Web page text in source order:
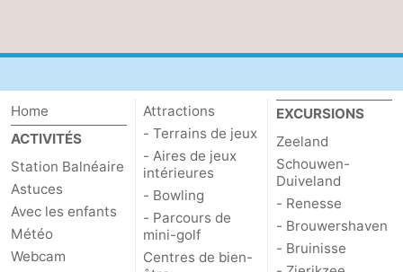
Oosterschelde
Burgh
-
Kop
van
-
Veere
-
Home
ACTIVITÉS
Station Balnéaire
Astuces
Avec les enfants
Météo
Webcam
Attractions
- Terrains de jeux
- Aires de jeux
intérieures
- Bowling
- Parcours de
mini-golf
Centres de bien-
EXCURSIONS
Zeeland
Schouwen-
Duiveland
- Renesse
- Brouwershaven
- Bruinisse